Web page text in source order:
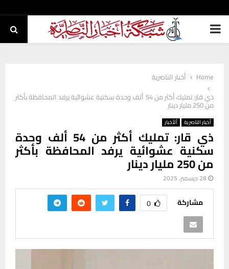
PRIMARY
Home
أخبار الناصرية
ذي قار: تمليك أكثر من 54 ألف وحدة سكنية عشوائية يرفد المحافظة بأكثر
من 250 مليار دينار
أخبار الناصرية ألأخبار
ذي قار: تمليك أكثر من 54 ألف وحدة
سكنية عشوائية يرفد المحافظة بأكثر
من 250 مليار دينار
28 ديسمبر، 2025
مشاركة 0